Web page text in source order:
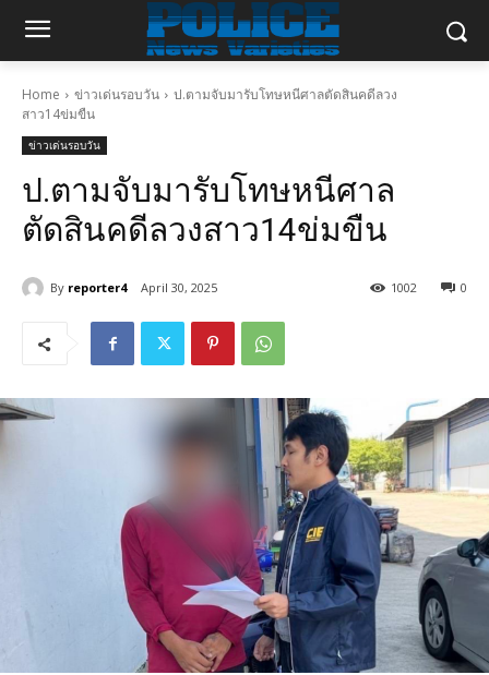
Home ข่าวเด่นรอบวัน
ป.ตามจับมารับโทษหนีศาลตัดสินคดีลวง
สาว14ข่มขืน
ข่าวเด่นรอบวัน
ป.ตามจับมารับโทษหนีศาล
ตัดสินคดีลวงสาว14ข่มขืน
By reporter4 April 30, 2025 0
1002